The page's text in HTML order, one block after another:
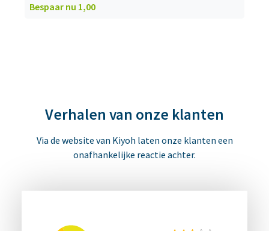
Bespaar nu 1,00
Verhalen van onze klanten
Via de website van Kiyoh laten onze klanten een
onafhankelijke reactie achter.